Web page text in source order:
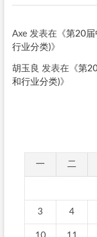
Axe发表在《第20届
行业分类)》
胡玉良 发表在《第
和行业分类)》
一 二
3 4